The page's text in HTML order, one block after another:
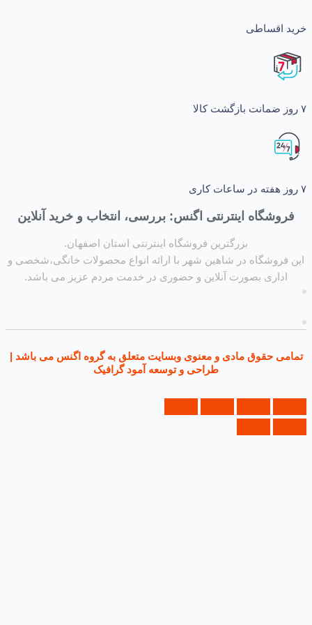
اینترنتی اگنس: بررسی، انتخاب و خرید آنلاین
بزرگترین فروشگاه اینترنتی استان اصفهان.
در شاهین شهر با ارائه انواع محصولات خانگی،شخصی و
بصورت آنلاین و حضوری در خدمت مردم عزیز می باشد.
حقوق مادی و معنوی وبسایت متعلق به گروه اگنس می باشد |
طراحی و توسعه آمود گرافیک